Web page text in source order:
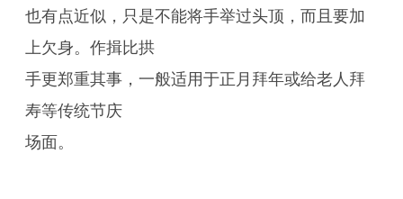
也有点近似，只是不能将手举过头顶，而且要加
上欠身。作揖比拱
手更郑重其事，一般适用于正月拜年或给老人拜
寿等传统节庆
场面。